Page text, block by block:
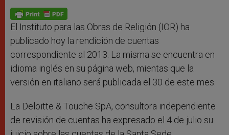
p
p
g
e
r
o
k
El Instituto para las Obras de Religión (IOR) ha
publicado hoy la rendición de cuentas
correspondiente al 2013. La misma se encuentra en
idioma inglés en su página web, mientas que la
versión en italiano será publicada el 30 de este mes.
La Deloitte & Touche SpA, consultora independiente
de revisión de cuentas ha expresado el 4 de julio su